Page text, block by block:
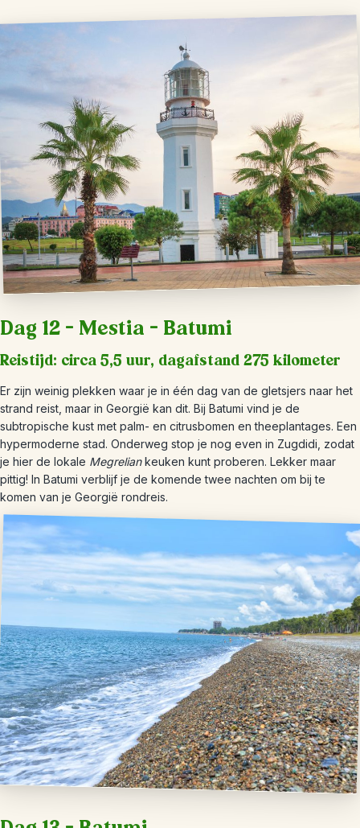
Dag 12 – Mestia – Batumi
Reistijd: circa 5,5 uur, dagafstand 275 kilometer
Er zijn weinig plekken waar je in één dag van de gletsjers naar het
strand reist, maar in Georgië kan dit. Bij Batumi vind je de
subtropische kust met palm- en citrusbomen en theeplantages. Een
hypermoderne stad. Onderweg stop je nog even in Zugdidi, zodat
je hier de lokale Megreliankeuken kunt proberen. Lekker maar
pittig! In Batumi verblijf je de komende twee nachten om bij te
komen van je Georgië rondreis.